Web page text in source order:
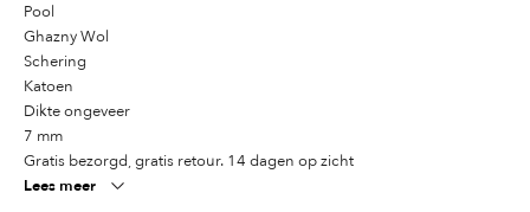
Pool
Ghazny Wol
Schering
Katoen
Dikte ongeveer
7 mm
Gratis bezorgd, gratis retour. 14 dagen op zicht
Lees meer